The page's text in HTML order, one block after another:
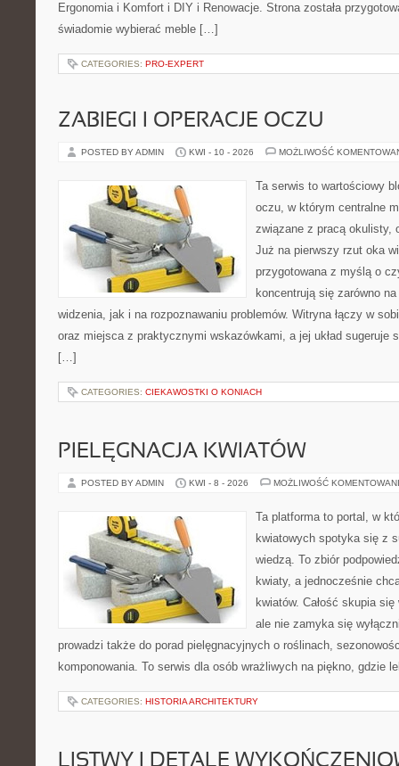
Ergonomia i Komfort i DIY i Renowacje. Strona została
świadomie wybierać meble […]
CATEGORIES: PRO-EXPERT
ZABIEGI I OPERACJE OCZU
POSTED BY ADMIN KWI - 10 - 2026 MOŻLIWOŚĆ
Ta serwis to wartościowy
oczu, w którym centralne
związane z pracą okulisty,
Już na pierwszy rzut oka
przygotowana z myślą o
koncentrują się zarówno
widzenia, jak i na rozpoznawaniu problemów. Witryna łączy w
oraz miejsca z praktycznymi wskazówkami, a jej układ sugeruje
[…]
CATEGORIES: CIEKAWOSTKI O KONIACH
PIELĘGNACJA KWIATÓW
POSTED BY ADMIN KWI - 8 - 2026 MOŻLIWOŚĆ
Ta platforma to portal, w
kwiatowych spotyka się z
wiedzą. To zbiór
kwiaty, a jednocześnie
kwiatów. Całość skupia
ale nie zamyka się
prowadzi także do porad pielęgnacyjnych o roślinach,
komponowania. To serwis dla osób wrażliwych na piękno, gdzie
CATEGORIES: HISTORIA ARCHITEKTURY
LISTWY I DETALE